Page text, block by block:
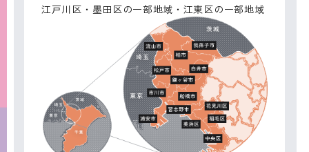
江戸川区・墨田区の一部地域・江東区の一部地域